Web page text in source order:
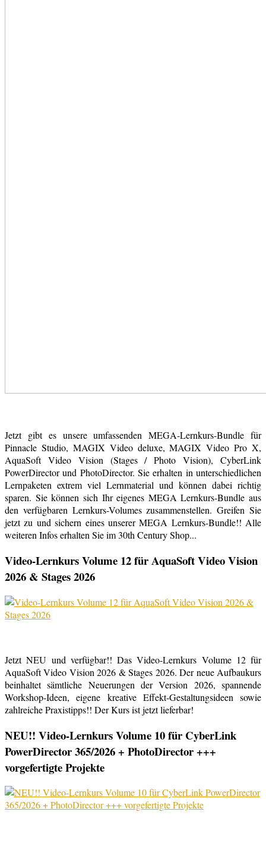
Jetzt gibt es unsere umfassenden MEGA-Lernkurs-Bundle für
Pinnacle Studio, MAGIX Video deluxe, MAGIX Video Pro X,
AquaSoft Video Vision (Stages / Photo Vision), CyberLink
PowerDirector und PhotoDirector. Sie erhalten in unterschiedlichen
Lernpaketen extrem viel Lernmaterial und können dabei richtig
sparen. Sie können sich Ihr eigenes MEGA Lernkurs-Bundle aus
den verfügbaren Lernkurs-Volumes zusammenstellen. Greifen Sie
jetzt zu und sichern eines unserer MEGA Lernkurs-Bundle!! Alle
weiteren Infos erhalten Sie im 30th Century Shop...
Video-Lernkurs Volume 12 für AquaSoft Video Vision
2026 & Stages 2026
Jetzt NEU und verfügbar!! Das Video-Lernkurs Volume 12 für
AquaSoft Video Vision 2026 & Stages 2026. Der neue Aufbaukurs
beinhaltet sämtliche Neuerungen der Version 2026, spannende
Workshop-Ideen, eigene kreative Effekt-Gestaltungsideen sowie
zahlreiche Praxistipps!! Der Kurs ist jetzt lieferbar!
NEU!! Video-Lernkurs Volume 10 für CyberLink
PowerDirector 365/2026 + PhotoDirector +++
vorgefertigte Projekte